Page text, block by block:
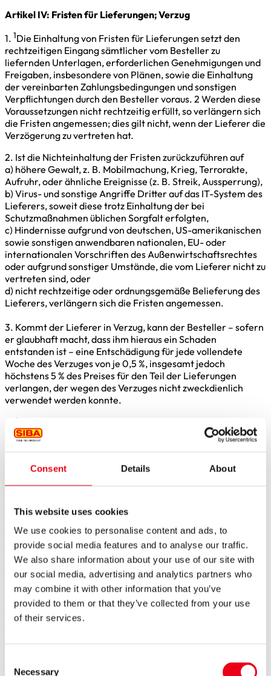
Consent Details About
This website uses cookies
We use cookies to personalise content and ads, to
provide social media features and to analyse our traffic.
We also share information about your use of our site with
our social media, advertising and analytics partners who
may combine it with other information that you’ve
provided to them or that they’ve collected from your use
of their services.
Necessary
Artikel IV: Fristen für Lieferungen; Verzug
1. 1Die Einhaltung von Fristen für Lieferungen setzt den
rechtzeitigen Eingang sämtlicher vom Besteller zu
liefernden Unterlagen, erforderlichen Genehmigungen und
Freigaben, insbesondere von Plänen, sowie die Einhaltung
der vereinbarten Zahlungsbedingungen und sonstigen
Verpflichtungen durch den Besteller voraus. 2 Werden diese
Voraussetzungen nicht rechtzeitig erfüllt, so verlängern sich
die Fristen angemessen; dies gilt nicht, wenn der Lieferer die
Verzögerung zu vertreten hat.
2. Ist die Nichteinhaltung der Fristen zurückzuführen auf
a) höhere Gewalt, z. B. Mobilmachung, Krieg, Terrorakte,
Aufruhr, oder ähnliche Ereignisse (z. B. Streik, Aussperrung),
b) Virus- und sonstige Angriffe Dritter auf das IT-System des
Lieferers, soweit diese trotz Einhaltung der bei
Schutzmaßnahmen üblichen Sorgfalt erfolgten,
c) Hindernisse aufgrund von deutschen, US-amerikanischen
sowie sonstigen anwendbaren nationalen, EU- oder
internationalen Vorschriften des Außenwirtschaftsrechtes
oder aufgrund sonstiger Umstände, die vom Lieferer nicht zu
vertreten sind, oder
d) nicht rechtzeitige oder ordnungsgemäße Belieferung des
Lieferers, verlängern sich die Fristen angemessen.
3. Kommt der Lieferer in Verzug, kann der Besteller – sofern
er glaubhaft macht, dass ihm hieraus ein Schaden
entstanden ist – eine Entschädigung für jede vollendete
Woche des Verzuges von je 0,5 %, insgesamt jedoch
höchstens 5 % des Preises für den Teil der Lieferungen
verlangen, der wegen des Verzuges nicht zweckdienlich
verwendet werden konnte.
1
Sowohl Schadensersatzansprüche des Bestellers wegen
Verzögerung der Lieferung als auch
hinausgehen, sind in allen Fällen verzögerter Lieferung, auch
nach Ablauf einer dem Lieferer etwa gesetzten Frist zur
des Vorsatzes, der groben Fahrlässigkeit oder wegen der
gehaftet wird. 3 Vom Vertrag kann der Besteller im Rahmen
der gesetzlichen Bestimmungen nur zurücktreten, soweit die
Verzögerung der Lieferung vom Lieferer zu vertreten ist.
Eine Änderung der Beweislast zum Nachteil des Bestellers
ist mit den vorstehenden Regelungen nicht verbunden.
5. Der Besteller ist verpflichtet, auf Verlangen des Lieferers
innerhalb einer angemessenen Frist zu erklären, ob er
6. Werden Versand oder Zustellung auf Wunsch des